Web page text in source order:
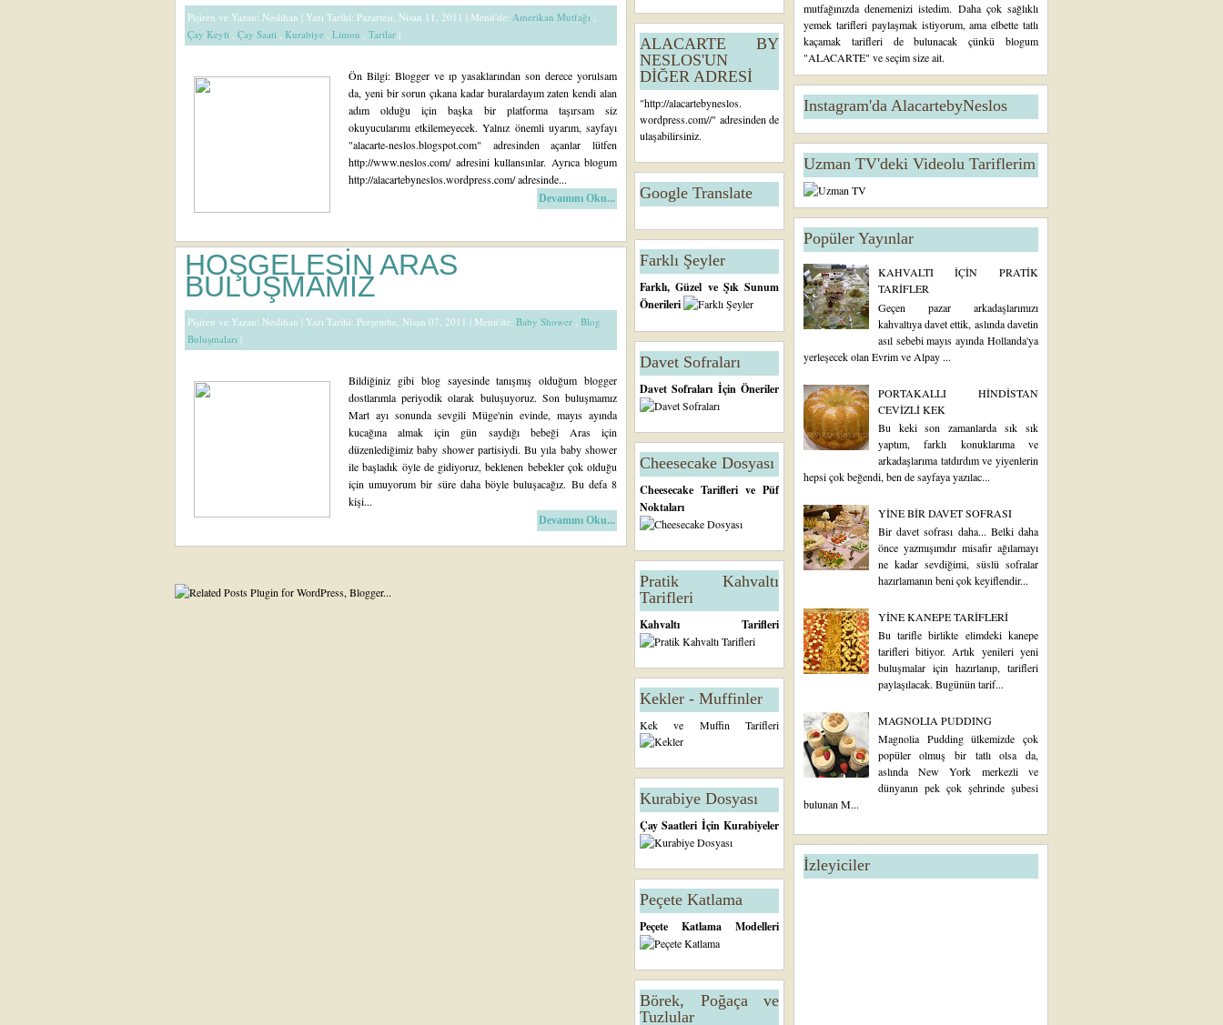
Pişiren ve Yazan: Neslihan | Yazı Tarihi: Pazartesi, Nisan 11, 2011 | Menü'de: Amerikan Mutfağı ,
Çay Keyfi , Çay Saati , Kurabiye , Limon , Tartlar |
Ön Bilgi: Blogger ve ıp yasaklarından son derece yorulsam
da, yeni bir sorun çıkana kadar buralardayım zaten kendi alan
adım olduğu için başka bir platforma taşırsam siz
okuyucularımı etkilemeyecek. Yalnız önemli uyarım, sayfayı
"alacarte-neslos.blogspot.com" adresinden açanlar lütfen
http://www.neslos.com/ adresini kullansınlar. Ayrıca blogum
http://alacartebyneslos.wordpress.com/ adresinde...
Devamını Oku...
HOŞGELESİN ARAS
BULUŞMAMIZ
Pişiren ve Yazan: Neslihan | Yazı Tarihi: Perşembe, Nisan 07, 2011 | Menü'de: Baby Shower , Blog
Buluşmaları |
Bildiğiniz gibi blog sayesinde tanışmış olduğum blogger
dostlarımla periyodik olarak buluşuyoruz. Son buluşmamız
Mart ayı sonunda sevgili Müge'nin evinde, mayıs ayında
kucağına almak için gün saydığı bebeği Aras için
düzenlediğimiz baby shower partisiydi. Bu yıla baby shower
ile başladık öyle de gidiyoruz, beklenen bebekler çok olduğu
için umuyorum bir süre daha böyle buluşacağız. Bu defa 8
kişi...
Devamını Oku...
ALACARTE BY
NESLOS'UN
DİĞER ADRESİ
"http://alacartebyneslos.
wordpress.com//" adresinden de
ulaşabilirsiniz.
Google Translate
Farklı Şeyler
Farklı, Güzel ve Şık Sunum
Önerileri
Davet Sofraları
Davet Sofraları İçin Öneriler
Cheesecake Dosyası
Cheesecake Tarifleri ve Püf
Noktaları
Pratik Kahvaltı
Tarifleri
Kahvaltı Tarifleri
Kekler - Muffinler
Kek ve Muffin Tarifleri
Kurabiye Dosyası
Çay Saatleri İçin Kurabiyeler
Peçete Katlama
Peçete Katlama Modelleri
Börek, Poğaça ve
Tuzlular
mutfağınızda denemenizi istedim. Daha çok sağlıklı
yemek tarifleri paylaşmak istiyorum, ama elbette tatlı
kaçamak tarifleri de bulunacak çünkü blogum
"ALACARTE" ve seçim size ait.
Instagram'da AlacartebyNeslos
Uzman TV'deki Videolu Tariflerim
Popüler Yayınlar
KAHVALTI İÇİN PRATİK
TARİFLER
Geçen pazar arkadaşlarımızı
kahvaltıya davet ettik, aslında davetin
asıl sebebi mayıs ayında Hollanda'ya
yerleşecek olan Evrim ve Alpay ...
PORTAKALLI HİNDİSTAN
CEVİZLİ KEK
Bu keki son zamanlarda sık sık
yaptım, farklı konuklarıma ve
arkadaşlarıma tatdırdım ve yiyenlerin
hepsi çok beğendi, ben de sayfaya yazılac...
YİNE BİR DAVET SOFRASI
Bir davet sofrası daha... Belki daha
önce yazmışımdır misafir ağılamayı
ne kadar sevdiğimi, süslü sofralar
hazırlamanın beni çok keyiflendir...
YİNE KANEPE TARİFLERİ
Bu tarifle birlikte elimdeki kanepe
tarifleri bitiyor. Artık yenileri yeni
buluşmalar için hazırlanıp, tarifleri
paylaşılacak. Bugünün tarif...
MAGNOLIA PUDDING
Magnolia Pudding ülkemizde çok
popüler olmuş bir tatlı olsa da,
aslında New York merkezli ve
dünyanın pek çok şehrinde şubesi
bulunan M...
İzleyiciler